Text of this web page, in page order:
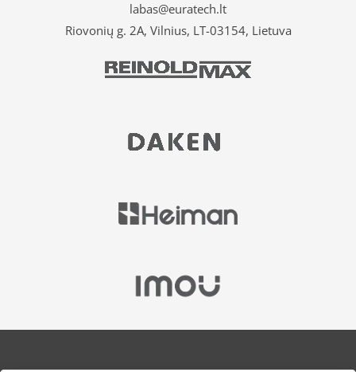
labas@euratech.lt
Riovonių g. 2A, Vilnius, LT-03154, Lietuva